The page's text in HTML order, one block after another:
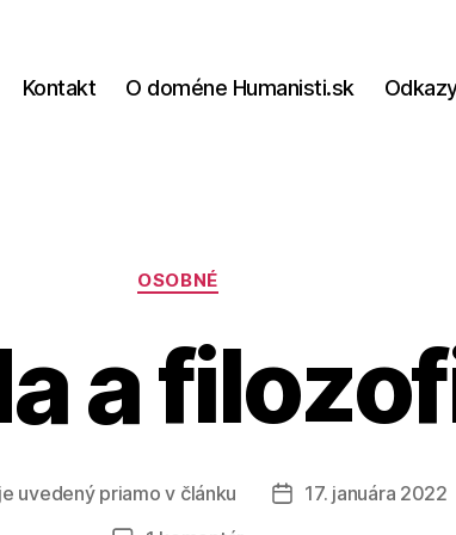
Kontakt O doméne Humanisti.sk
Kategórie
OSOBNÉ
a
je uvedený priamo v článku
Dátum
17. januára 2022